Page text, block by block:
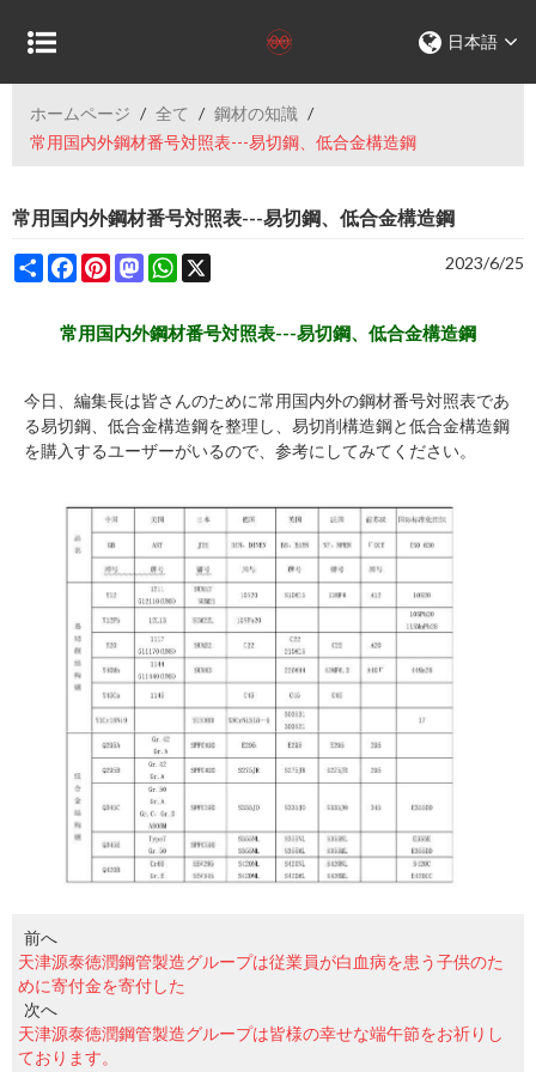
日本語
ホームページ / 全て / 鋼材の知識 /
常用国内外鋼材番号対照表---易切鋼、低合金構造鋼
常用国内外鋼材番号対照表---易切鋼、低合金構造鋼
ShareFacebookPinterestMastodonWhatsApp 2023/6/25
常用国内外鋼材番号対照表---易切鋼、低合金構造鋼
今日、編集長は皆さんのために常用国内外の鋼材番号対照表であ
る易切鋼、低合金構造鋼を整理し、易切削構造鋼と低合金構造鋼
を購入するユーザーがいるので、参考にしてみてください。
前へ
天津源泰徳潤鋼管製造グループは従業員が白血病を患う子供のた
めに寄付金を寄付した
次へ
天津源泰徳潤鋼管製造グループは皆様の幸せな端午節をお祈りし
ております。